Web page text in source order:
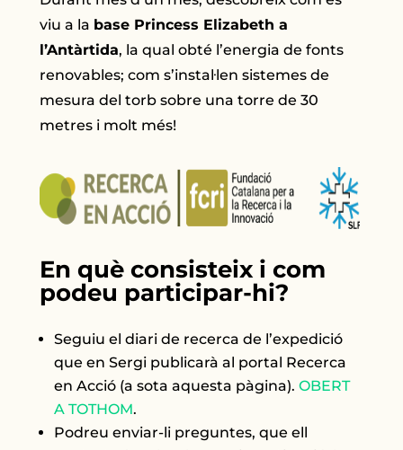
viu a la base Princess Elizabeth a
l’Antàrtida, la qual obté l’energia de fonts
renovables; com s’instal·len sistemes de
mesura del torb sobre una torre de 30
metres i molt més!
En què consisteix i com
podeu participar-hi?
Seguiu el diari de recerca de l’expedició
que en Sergi publicarà al portal Recerca
en Acció (a sota aquesta pàgina).OBERT
A TOTHOM.
Podreu enviar-li preguntes, que ell